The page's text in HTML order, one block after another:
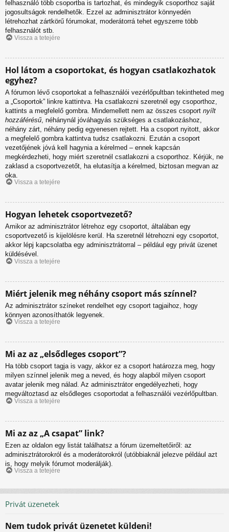
felhasználó több csoportba is tartozhat, és mindegyik csoporthoz saját
jogosultságok rendelhetők. Ezzel az adminisztrátor könnyedén
létrehozhat zártkörű fórumokat, moderátorrá tehet egyszerre több
felhasználót stb.
Vissza a tetejére
Hol látom a csoportokat, és hogyan csatlakozhatok
egyhez?
A fórumon lévő csoportokat a felhasználói vezérlőpultban tekintheted meg
a „Csoportok” linkre kattintva. Ha csatlakozni szeretnél egy csoporthoz,
kattints a megfelelő gombra. Mindemellett nem az összes csoport nyílt
hozzáférésű, néhánynál jóváhagyás szükséges a csatlakozáshoz,
néhány zárt, néhány pedig egyenesen rejtett. Ha a csoport nyitott, akkor
a megfelelő gombra kattintva tudsz csatlakozni. Ezután a csoport
vezetőjének jóvá kell hagynia a kérelmed – ennek kapcsán
megkérdezheti, hogy miért szeretnél csatlakozni a csoporthoz. Kérjük, ne
zaklasd a csoportvezetőt, ha elutasítja a kérelmed, biztosan megvan az
oka.
Vissza a tetejére
Hogyan lehetek csoportvezető?
Amikor az adminisztrátor létrehoz egy csoportot, általában egy
csoportvezető is kijelölésre kerül. Ha szeretnél létrehozni egy csoportot,
akkor lépj kapcsolatba egy adminisztrátorral – például egy privát üzenet
küldésével.
Vissza a tetejére
Miért jelenik meg néhány csoport más színnel?
Az adminisztrátor színeket rendelhet egy csoport tagjaihoz, hogy
könnyen azonosíthatók legyenek.
Vissza a tetejére
Mi az az „elsődleges csoport”?
Ha több csoport tagja is vagy, akkor ez a csoport határozza meg, hogy
milyen színnel jelenik meg a neved, és hogy alapból milyen csoport
avatar jelenik meg nálad. Az adminisztrátor engedélyezheti, hogy
megváltoztasd az elsődleges csoportodat a felhasználói vezérlőpultban.
Vissza a tetejére
Mi az az „A csapat” link?
Ezen az oldalon egy listát találhatsz a fórum üzemeltetőiről: az
adminisztrátorokról és a moderátorokról (utóbbiaknál jelezve például azt
is, hogy melyik fórumot moderálják).
Vissza a tetejére
Privát üzenetek
Nem tudok privát üzenetet küldeni!